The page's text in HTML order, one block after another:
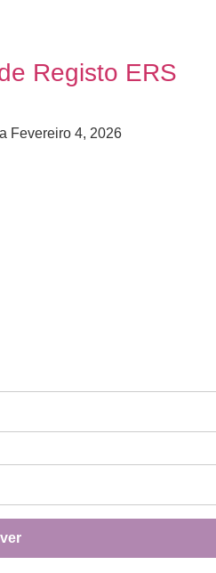
Registo ERS
Fevereiro 4, 2026